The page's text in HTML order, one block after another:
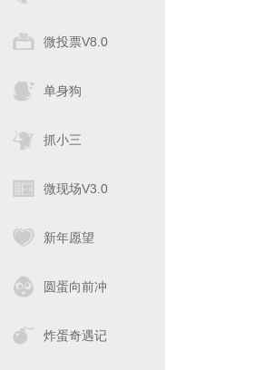
微投票V8.0
单身狗
抓小三
微现场V3.0
新年愿望
圆蛋向前冲
炸蛋奇遇记